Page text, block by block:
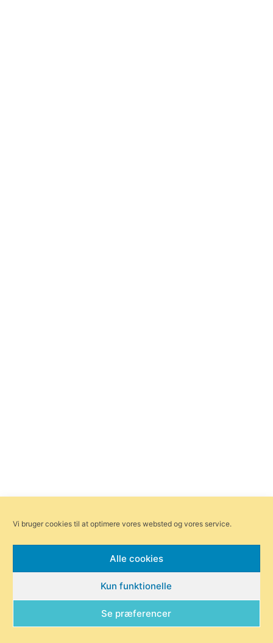
Områder Bliv annoncør
© Byensnyt.dk | Ågade 97, 8370 Hadsten |redaktionen@byensnyt.dk
Vi bruger cookies til at optimere vores websted og vores service.
Alle cookies
Kun funktionelle
Se præferencer